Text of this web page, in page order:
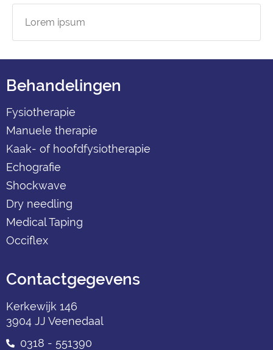
Lorem ipsum
Behandelingen
Fysiotherapie
Manuele therapie
Kaak- of hoofdfysiotherapie
Echografie
Shockwave
Dry needling
Medical Taping
Occiflex
Contactgegevens
Kerkewijk 146
3904 JJ Veenedaal
0318 - 551390